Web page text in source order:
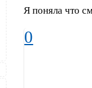
Я поняла что
0